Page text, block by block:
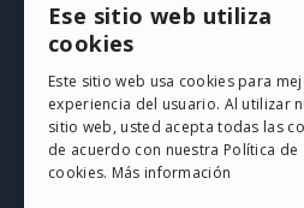
Mis post
Mis download
Espacio Web
Mis Créditos
Ese sitio web utiliza
cookies
Este sitio web usa cookies para
experiencia del usuario. Al utilizar
sitio web, usted acepta todas las
de acuerdo con nuestra Política de
cookies. Más información